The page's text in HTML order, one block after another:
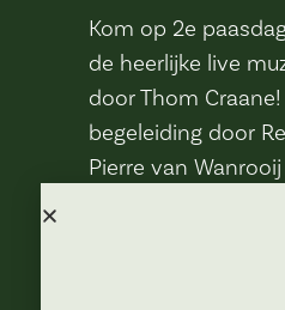
Kom op 2e
de heerlijke live
door Thom
begeleiding door
Pierre van